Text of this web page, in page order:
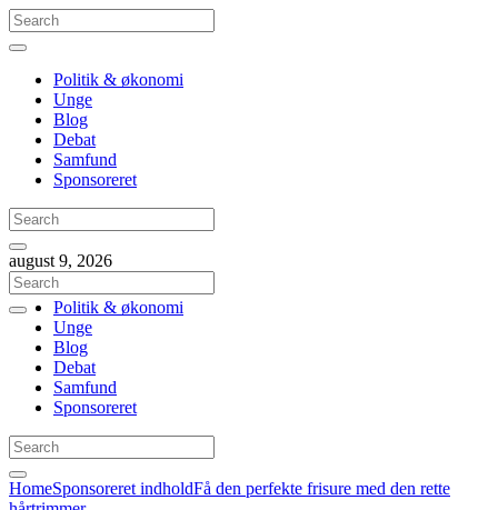
Politik & økonomi
Unge
Blog
Debat
Samfund
Sponsoreret
august 9, 2026
Politik & økonomi
Unge
Blog
Debat
Samfund
Sponsoreret
HomeSponsoreret indholdFå den perfekte frisure med den rette